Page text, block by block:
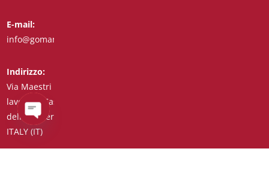
E-mail:
info@goman.it
Indirizzo:
Via Maestri del
lavoro, 8 Castiglione
delle Stiviere 46043
ITALY (IT)
Open
chaty